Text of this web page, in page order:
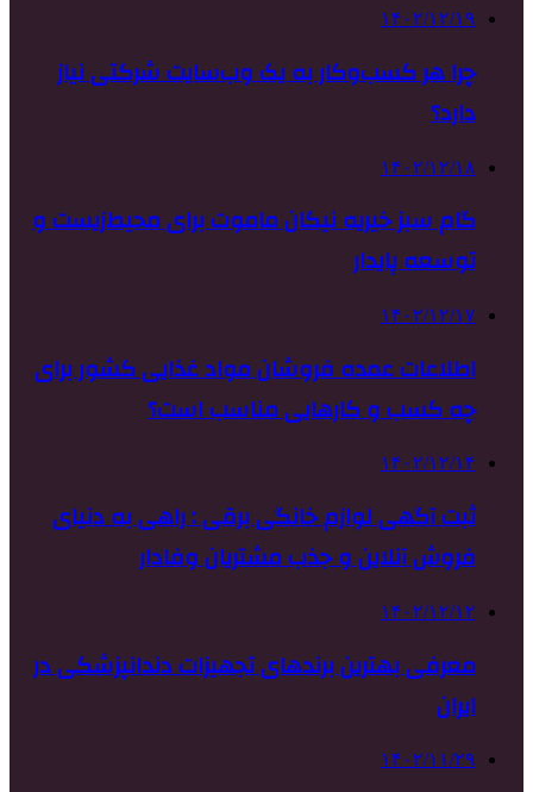
۱۴۰۲/۱۲/۱۹
چرا هر کسب‌وکار به یک وب‌سایت شرکتی نیاز
دارد؟
۱۴۰۲/۱۲/۱۸
گام سبز خیریه نیکان ماموت برای محیط‌زیست و
توسعه پایدار
۱۴۰۲/۱۲/۱۷
اطلاعات عمده فروشان مواد غذایی کشور برای
چه کسب و کارهایی مناسب است؟
۱۴۰۲/۱۲/۱۴
ثبت آگهی لوازم خانگی برقی : راهی به دنیای
فروش آنلاین و جذب مشتریان وفادار
۱۴۰۲/۱۲/۱۲
معرفی بهترین برندهای تجهیزات دندانپزشکی در
ایران
۱۴۰۲/۱۱/۲۹